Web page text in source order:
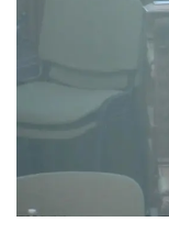
o
o
k
s
k